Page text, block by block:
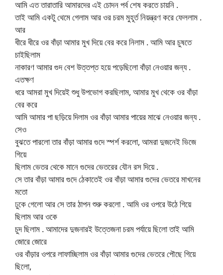
আমি এত তারাতারি আমারদের এই চোদন পর্ব শেষ করতে চায়নি .
তাই আমি একটু থেমে গেলাম আর ওর চরম মুহূর্ত নিয়ন্ত্রণ করে ফেললাম .
আর
ধীরে ধীরে ওর বাঁড়া আমার মুখ দিয়ে বের করে নিলাম . আমি আর চুষতে
চাইছিলাম
নাকারণ আমার গুদ বেশ উত্তপ্ত হয়ে পড়েছিলো বাঁড়া নেওয়ার জন্য .
এতক্ষণ
ধরে আমরা মুখ দিয়েই শুধু উপভোগ করছিলাম, আমার মুখ থেকে ওর বাঁড়া
বের করে
আমি আমার পা ছড়িয়ে দিলাম ওর বাঁড়া আমার পায়ের মাঝে নেওয়ার জন্য .
সেও
বুঝতে পারলো তার বাঁড়া আমার গুদে স্পর্শ করলো, আমরা দুজনেই ভিজে
গিয়ে
ছিলাম ভেতর থেকে মানে গুদের ভেতরের যৌন রস দিয়ে .
সে তার বাঁড়া আমার গুদে ঠেকাতেই ওর বাঁড়া আমার গুদের ভেতরে মাখনের
মতো
ঢুকে গেলো আর সে তার ঠাপন শুরু করলো . আমি ওর ওপরে উঠে গিয়ে
ছিলাম আর ওকে
চুদ ছিলাম . আমাদের দুজনারই উত্তেজনা চরম পর্যায়ে ছিলো তাই আমি
জোরে জোরে
ওর বাঁড়ার ওপরে লাফাচ্ছিলাম ওর বাঁড়া আমার গুদের ভেতরে পৌছে গিয়ে
ছিলো,